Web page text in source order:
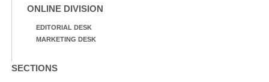
ONLINE DIVISION
EDITORIAL DESK
MARKETING DESK
SECTIONS